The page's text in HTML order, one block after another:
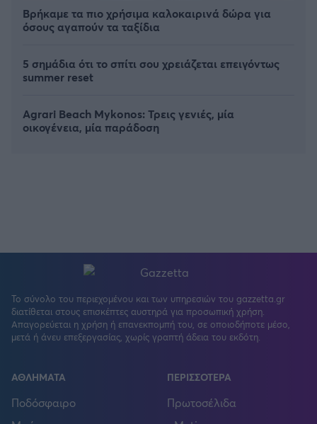
FOLLOW US
Βρήκαμε τα πιο χρήσιμα καλοκαιρινά δώρα για
όσους αγαπούν τα ταξίδια
5 σημάδια ότι το σπίτι σου χρειάζεται επειγόντως
summer reset
Agrari Beach Mykonos: Τρεις γενιές, μία
οικογένεια, μία παράδοση
Το σύνολο του περιεχομένου και των υπηρεσιών του gazzetta.gr
διατίθεται στους επισκέπτες αυστηρά για προσωπική χρήση.
Απαγορεύεται η χρήση ή επανεκπομπή του, σε οποιοδήποτε μέσο,
μετά ή άνευ επεξεργασίας, χωρίς γραπτή άδεια του εκδότη.
ΑΘΛΗΜΑΤΑ
Ποδόσφαιρο
ΠΕΡΙΣΣΟΤΕΡΑ
Πρωτοσέλιδα